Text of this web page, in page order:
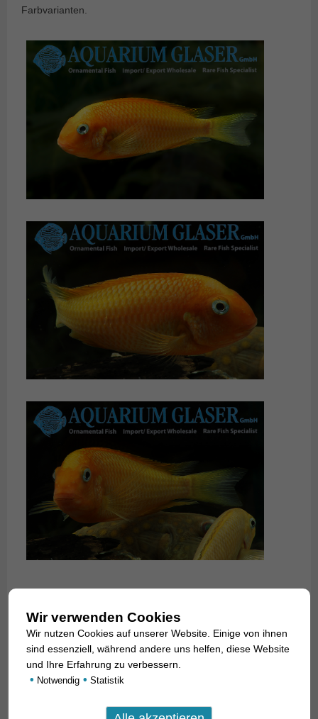
Farbvarianten.
Wir verwenden Cookies
Wir nutzen Cookies auf unserer Website. Einige von ihnen
sind essenziell, während andere uns helfen, diese Website
und Ihre Erfahrung zu verbessern.
• Notwendig • Statistik